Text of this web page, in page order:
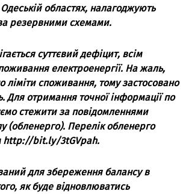
Одеськiй областях, налагоджують
резервними схемами.
суттєвий дефiцит, всiм
електроенергiї. На жаль,
споживання, тому застосовано
отримання точної iнформацiї по
стежити за повiдомленнями
(обленерго). Перелiк обленерго
http://bit.ly/3tGVpah.
для збереження балансу в
як буде вiдновлюватись